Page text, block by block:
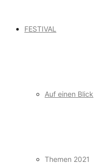
FESTIVAL
Auf einen Blick
Themen 2021